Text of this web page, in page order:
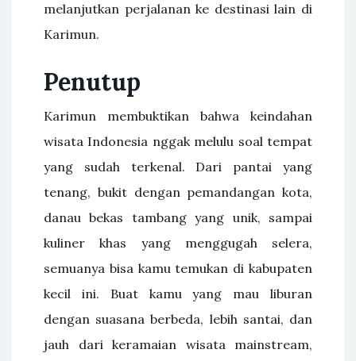
melanjutkan perjalanan ke destinasi lain di
Karimun.
Penutup
Karimun membuktikan bahwa keindahan
wisata Indonesia nggak melulu soal tempat
yang sudah terkenal. Dari pantai yang
tenang, bukit dengan pemandangan kota,
danau bekas tambang yang unik, sampai
kuliner khas yang menggugah selera,
semuanya bisa kamu temukan di kabupaten
kecil ini. Buat kamu yang mau liburan
dengan suasana berbeda, lebih santai, dan
jauh dari keramaian wisata mainstream,